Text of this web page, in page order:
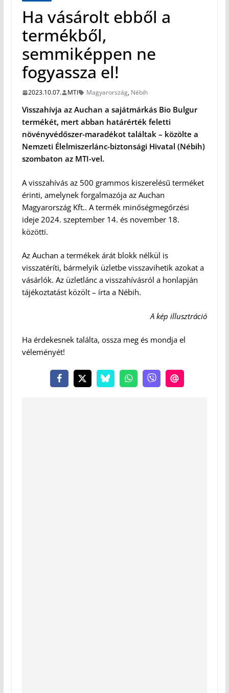
Ha vásárolt ebből a
termékből,
semmiképpen ne
fogyassza el!
2023.10.07. MTI Magyarország, Nébih
Visszahívja az Auchan a sajátmárkás Bio Bulgur
termékét, mert abban határérték feletti
növényvédőszer-maradékot találtak – közölte a
Nemzeti Élelmiszerlánc-biztonsági Hivatal (Nébih)
szombaton az MTI-vel.
A visszahívás az 500 grammos kiszerelésű terméket
érinti, amelynek forgalmazója az Auchan
Magyarország Kft.. A termék minőségmegőrzési
ideje 2024. szeptember 14. és november 18.
közötti.
Az Auchan a termékek árát blokk nélkül is
visszatéríti, bármelyik üzletbe visszavihetik azokat a
vásárlók. Az üzletlánc a visszahívásról a honlapján
tájékoztatást közölt – írta a Nébih.
A kép illusztráció
Ha érdekesnek találta, ossza meg és mondja el
véleményét!